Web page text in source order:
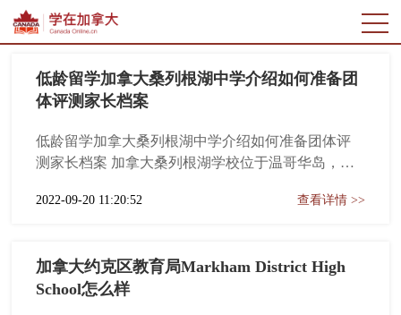
低龄留学加拿大桑列根湖中学介绍如何准备团
体评测家长档案
低龄留学加拿大桑列根湖中学介绍如何准备团体评
测家长档案 加拿大桑列根湖学校位于温哥华岛，是
公顷，安全，清洁，田园，拥有大片草坪，拥有美
被哈佛，耶鲁，普林斯顿大学，...
2022-09-20 11:20:52 查看详情 >>
加拿大约克区教育局Markham District High
School怎么样